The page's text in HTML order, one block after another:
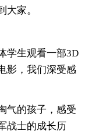
大家。
学生观看一部3D
影，我们深受感
气的孩子，感受
战士的成长历